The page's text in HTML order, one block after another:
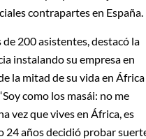
contrapartes en España.
200 asistentes, destacó la
instalando su empresa en
la mitad de su vida en África
como los masái: no me
vez que vives en África, es
24 años decidió probar